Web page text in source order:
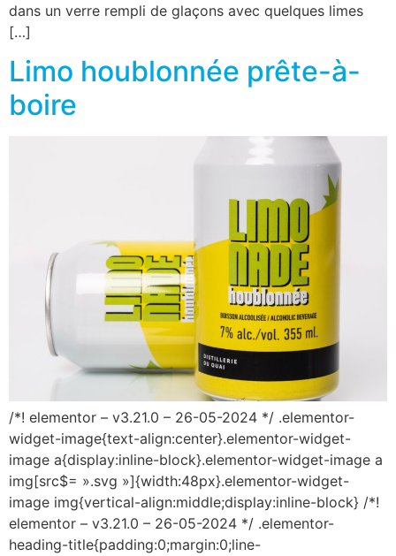
dans un verre rempli de glaçons avec quelques limes
[…]
Limo houblonnée prête-à-
boire
/*! elementor – v3.21.0 – 26-05-2024 */ .elementor-
widget-image{text-align:center}.elementor-widget-
image a{display:inline-block}.elementor-widget-image a
img[src$= ».svg »]{width:48px}.elementor-widget-
image img{vertical-align:middle;display:inline-block} /*!
elementor – v3.21.0 – 26-05-2024 */ .elementor-
heading-title{padding:0;margin:0;line-